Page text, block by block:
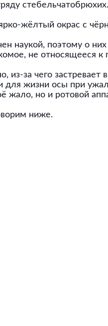
жёлтый окрас с
наукой, поэтому о них
не относящееся
за чего застревает
для жизни осы при
но и ротовой
ниже.